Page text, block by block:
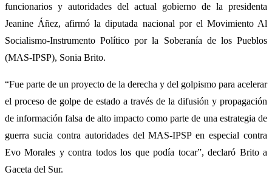
funcionarios y autoridades del actual gobierno de la presidenta
Jeanine Áñez, afirmó la diputada nacional por el Movimiento Al
Socialismo-Instrumento Político por la Soberanía de los Pueblos
(MAS-IPSP), Sonia Brito.
“Fue parte de un proyecto de la derecha y del golpismo para acelerar
el proceso de golpe de estado a través de la difusión y propagación
de información falsa de alto impacto como parte de una estrategia de
guerra sucia contra autoridades del MAS-IPSP en especial contra
Evo Morales y contra todos los que podía tocar”, declaró Brito a
Gaceta del Sur.